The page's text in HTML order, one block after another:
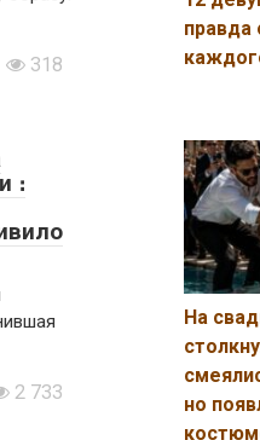
318
։
2 733
правда
На
но